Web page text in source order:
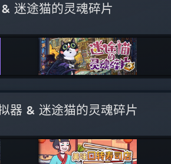
迷途猫的灵魂碎片
器 & 迷途猫的灵魂碎片